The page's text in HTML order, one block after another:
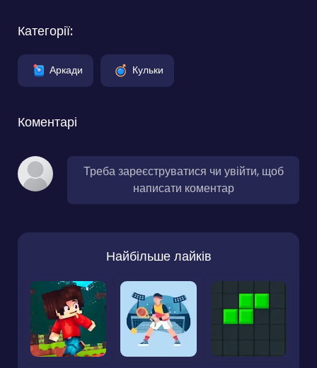
Категорії:
Аркади Кульки
Коментарі
Треба зареєструватися чи увійти, щоб
написати коментар
Найбільше лайків